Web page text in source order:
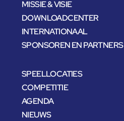
MISSIE & VISIE
DOWNLOADCENTER
INTERNATIONAAL
SPONSOREN EN PARTNERS
SPEELLOCATIES
COMPETITIE
AGENDA
NIEUWS